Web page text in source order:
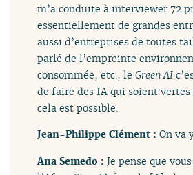
m’a conduite à interviewer 72
essentiellement de grandes
aussi d’entreprises de toutes
parlé de l’empreinte
consommée, etc., leGreen AI
de faire des IA qui soient
cela est possible.
Jean-Philippe Clément :On va
Ana Semedo :Je pense que